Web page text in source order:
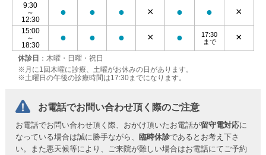
休診日 ：木曜・日曜・祝日
※月に1回木曜に診療、土曜がお休みの日があります。
※土曜日の午後の診療時間は17:30までになります。
9:30
～
12:30
● ● ● × ● ● ×
15:00
～
18:30
● ● ● × ●
17:30
まで
×
お電話でお問い合わせ頂く際のご注意
お電話でお問い合わせ頂く際、おかけ頂いたお電話が留守電対応に
なっている場合は誠に勝手ながら、臨時休診であるとお考え下さ
い。また悪天候等により、ご来院が難しい場合はお電話にてご予約